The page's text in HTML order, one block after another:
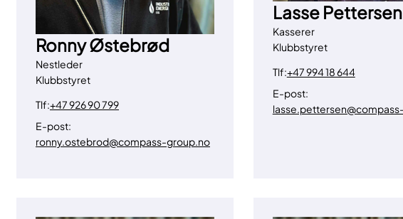
Ronny Østebrød
Nestleder
Klubbstyret
Tlf:+47 926 90 799
E-post:
ronny.ostebrod@compass-group.no
Lasse Pettersen
Kasserer
Klubbstyret
Tlf:+47 994 18 644
E-post: